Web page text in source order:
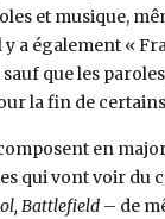
et musique,
y a également «
que les
la fin de
en
qui vont voir du
Battlefield– de